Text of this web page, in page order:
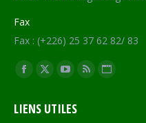
Fax
Fax : (+226) 25 37 62 82/ 83
Trouvez nous sur :
Facebook
opens
X
opens
YouTube
opens
RSS Site
LIENS UTILES